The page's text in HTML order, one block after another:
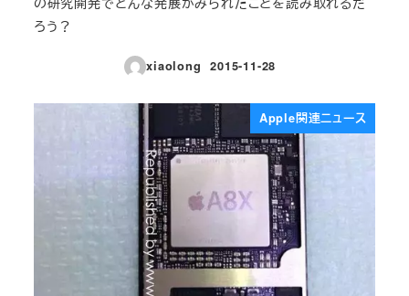
ろう？
xiaolong
投稿日
2015-11-28
Apple関連ニュース